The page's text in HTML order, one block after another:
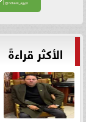
الأكثر قراءةً